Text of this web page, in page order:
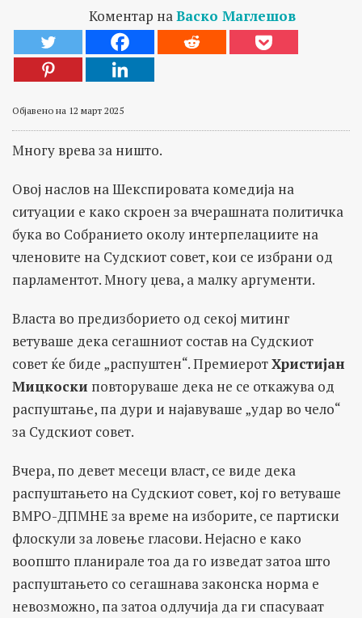
Коментар наВаско Маглешов
Објавено на 12 март 2025
Многу врева за ништо.
Овој наслов на Шекспировата комедија на
ситуации е како скроен за вчерашната политичка
бука во Собранието околу интерпелациите на
членовите на Судскиот совет, кои се избрани од
парламентот. Многу џева, а малку аргументи.
Власта во предизборието од секој митинг
ветуваше дека сегашниот состав на Судскиот
совет ќе биде „распуштен“. ПремиеротХристијан
Мицкоски повторуваше дека не се откажува од
распуштање, па дури и најавуваше „удар во чело“
за Судскиот совет.
Вчера, по девет месеци власт, се виде дека
распуштањето на Судскиот совет, кој го ветуваше
ВМРО-ДПМНЕ за време на изборите, се партиски
флоскули за ловење гласови. Нејасно е како
воопшто планирале тоа да го изведат затоа што
распуштањето со сегашнава законска норма е
невозможно, па затоа одлучија да ги спасуваат